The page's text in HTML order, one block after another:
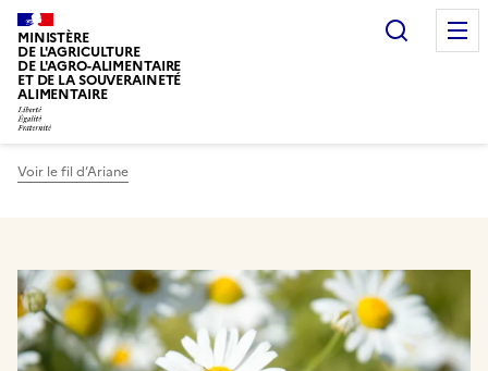
MINISTÈRE
DE L'AGRICULTURE
DE L'AGRO-ALIMENTAIRE
ET DE LA SOUVERAINETÉ
ALIMENTAIRE
Voir le fil d’Ariane